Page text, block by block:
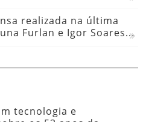
realizada na última
Furlan e Igor Soares...
tecnologia e